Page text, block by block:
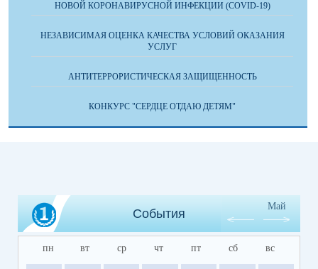
НОВОЙ КОРОНАВИРУСНОЙ ИНФЕКЦИИ (COVID-19)
НЕЗАВИСИМАЯ ОЦЕНКА КАЧЕСТВА УСЛОВИЙ ОКАЗАНИЯ
УСЛУГ
АНТИТЕРРОРИСТИЧЕСКАЯ ЗАЩИЩЕННОСТЬ
КОНКУРС "СЕРДЦЕ ОТДАЮ ДЕТЯМ"
События
Май
пн вт ср чт пт сб вс